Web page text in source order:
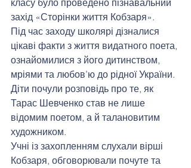
класу було проведено пізнавальний
захід «Сторінки життя Кобзаря».
Під час заходу школярі дізналися
цікаві факти з життя видатного поета,
ознайомилися з його дитинством,
мріями та любов’ю до рідної України.
Діти почули розповідь про те, як
Тарас Шевченко став не лише
відомим поетом, а й талановитим
художником.
Учні із захопленням слухали вірші
Кобзаря, обговорювали почуте та